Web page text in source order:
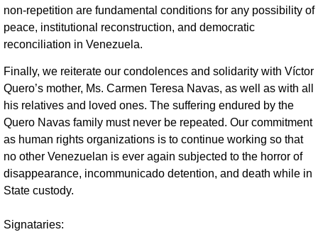
non-repetition are fundamental conditions for any possibility of
peace, institutional reconstruction, and democratic
reconciliation in Venezuela.
Finally, we reiterate our condolences and solidarity with Víctor
Quero’s mother, Ms. Carmen Teresa Navas, as well as with all
his relatives and loved ones. The suffering endured by the
Quero Navas family must never be repeated. Our commitment
as human rights organizations is to continue working so that
no other Venezuelan is ever again subjected to the horror of
disappearance, incommunicado detention, and death while in
State custody.
Signataries: